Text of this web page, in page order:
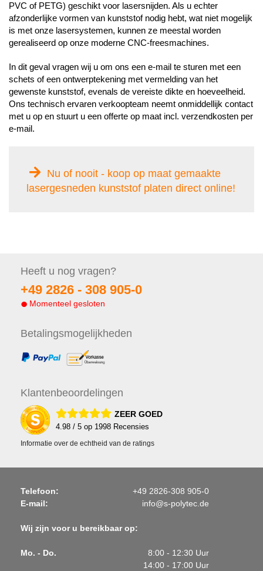
PVC of PETG) geschikt voor lasersnijden. Als u echter
afzonderlijke vormen van kunststof nodig hebt, wat niet mogelijk
is met onze lasersystemen, kunnen ze meestal worden
gerealiseerd op onze moderne CNC-freesmachines.
In dit geval vragen wij u om ons een e-mail te sturen met een
schets of een ontwerptekening met vermelding van het
gewenste kunststof, evenals de vereiste dikte en hoeveelheid.
Ons technisch ervaren verkoopteam neemt onmiddellijk contact
met u op en stuurt u een offerte op maat incl. verzendkosten per
e-mail.
Nu of nooit - koop op maat gemaakte
lasergesneden kunststof platen direct online!
Heeft u nog vragen?
+49 2826 - 308 905-0
Momenteel gesloten
Betalingsmogelijkheden
Klantenbeoordelingen
ZEER GOED
4.98 / 5 op 1998 Recensies
Informatie over de echtheid van de ratings
Telefoon:
+49 2826-308 905-0
E-mail:
info@s-polytec.de
Wij zijn voor u bereikbaar op:
Mo. - Do.
8:00 - 12:30 Uur
14:00 - 17:00 Uur